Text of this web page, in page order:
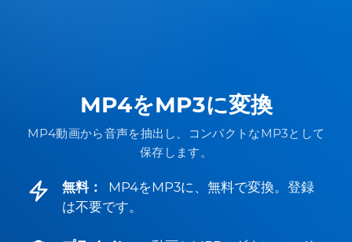
MP4をMP3に変換
MP4動画から音声を抽出し、コンパクトなMP3として
保存します。
無料：
MP4をMP3に、無料で変換。登録
は不要です。